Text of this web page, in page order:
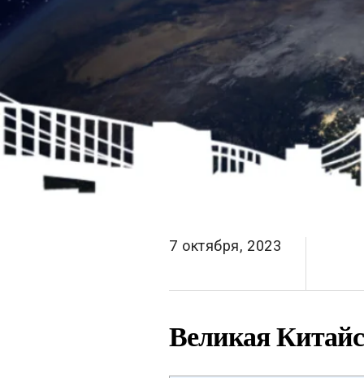
7 октября, 2023
Великая